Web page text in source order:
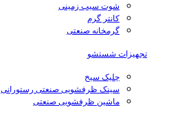
شوت سیب زمینی
کانتر گرم
گرمخانه صنعتی
تجهیزات شستشو
چلیک سیخ
سینک ظرفشویی صنعتی رستورانی
ماشین ظرفشویی صنعتی